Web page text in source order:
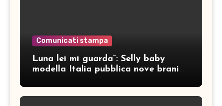
Comunicati stampa
Luna lei mi guarda”: Selly baby
modella Italia pubblica nove brani